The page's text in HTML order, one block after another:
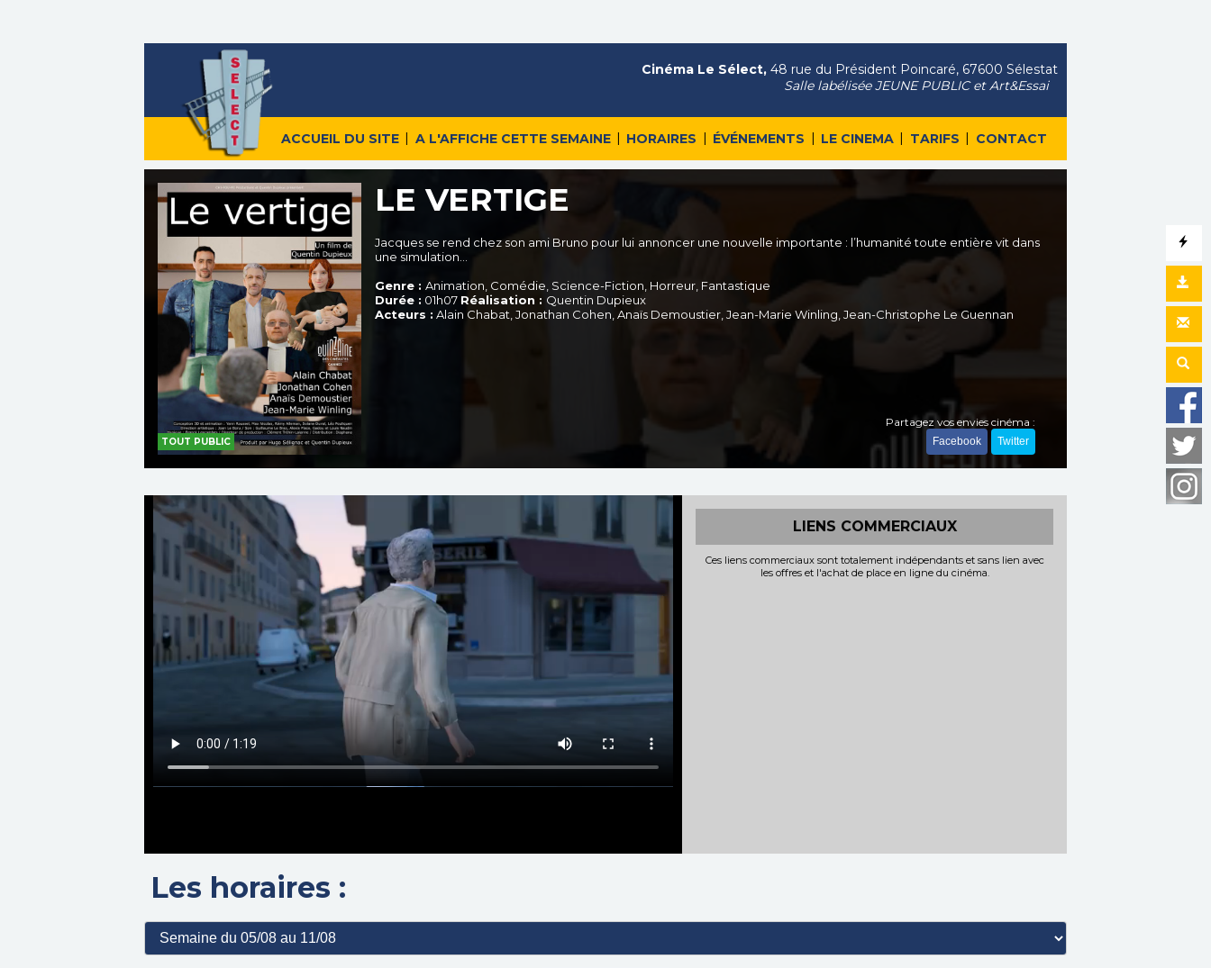
ACCUEIL DU SITE | A L'AFFICHE CETTE SEMAINE | HORAIRES | ÉVÉNEMENTS | LE CINEMA | TARIFS | CONTACT
Cinéma Le Sélect, 48 rue du Président Poincaré, 67600 Sélestat
Salle labélisée JEUNE PUBLIC et Art&Essai
TOUT PUBLIC
LE VERTIGE
Jacques se rend chez son ami Bruno pour lui annoncer une nouvelle importante : l’humanité toute entière vit dans
une simulation…
Genre : Animation, Comédie, Science-Fiction, Horreur, Fantastique
Durée : 01h07 Réalisation : Quentin Dupieux
Acteurs : Alain Chabat, Jonathan Cohen, Anaïs Demoustier, Jean-Marie Winling, Jean-Christophe Le Guennan
Partagez vos envies cinéma :
Facebook Twitter
LIENS COMMERCIAUX
Ces liens commerciaux sont totalement indépendants et sans lien avec
les offres et l'achat de place en ligne du cinéma.
Les horaires :